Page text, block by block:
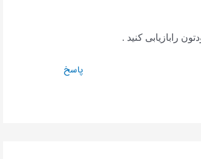
رابازیابی کنید .
پاسخ